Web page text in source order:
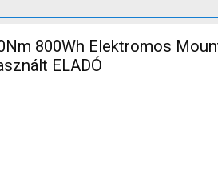
800Wh Elektromos
ELADÓ